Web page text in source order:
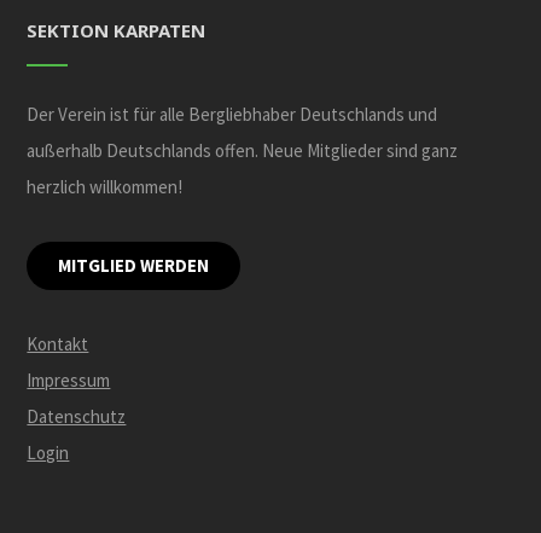
SEKTION KARPATEN
Der Verein ist für alle Bergliebhaber Deutschlands und
außerhalb Deutschlands offen. Neue Mitglieder sind ganz
herzlich willkommen!
MITGLIED WERDEN
Kontakt
Impressum
Datenschutz
Login